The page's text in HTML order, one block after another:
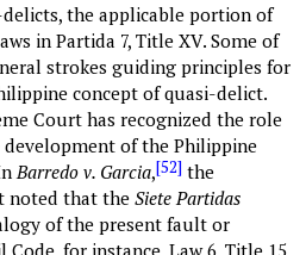
the applicable portion of
in Partida 7, Title XV. Some of
strokes guiding principles for
concept of quasi-delict.
Court has recognized the role
of the Philippine
Barredo v. Garcia,[52] the
noted that the Siete Partidas
of the present fault or